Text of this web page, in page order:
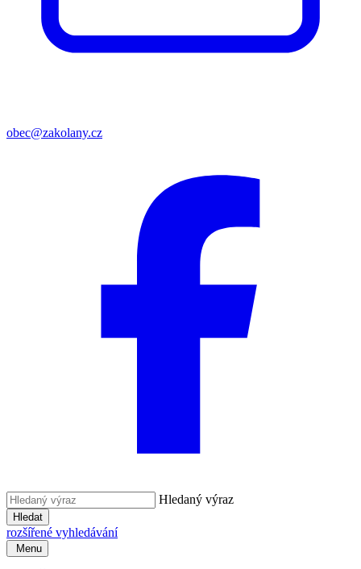
obec@zakolany.cz
Hledaný výraz
Hledat
rozšířené vyhledávání
Menu